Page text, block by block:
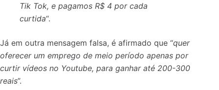
Tik Tok, e pagamos R$ 4 por cada
curtida“.
Já em outra mensagem falsa, é afirmado que “quer
oferecer um emprego de meio período apenas por
curtir vídeos no Youtube, para ganhar até 200-300
reais”.